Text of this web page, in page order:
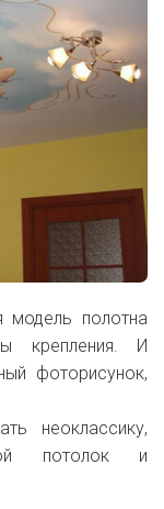
модель полотна
крепления. И
фоторисунок,
неоклассику,
потолок и